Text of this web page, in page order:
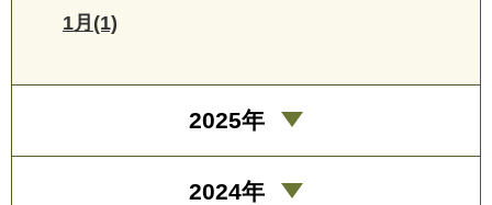
1月(1)
2025年
2024年